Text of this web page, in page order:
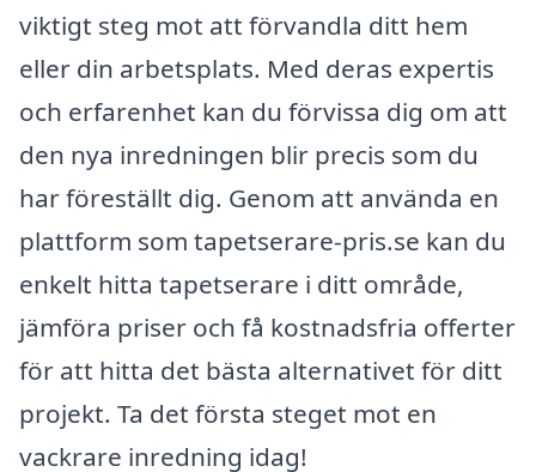
viktigt steg mot att förvandla ditt hem
eller din arbetsplats. Med deras expertis
och erfarenhet kan du förvissa dig om att
den nya inredningen blir precis som du
har föreställt dig. Genom att använda en
plattform som tapetserare-pris.se kan du
enkelt hitta tapetserare i ditt område,
jämföra priser och få kostnadsfria offerter
för att hitta det bästa alternativet för ditt
projekt. Ta det första steget mot en
vackrare inredning idag!